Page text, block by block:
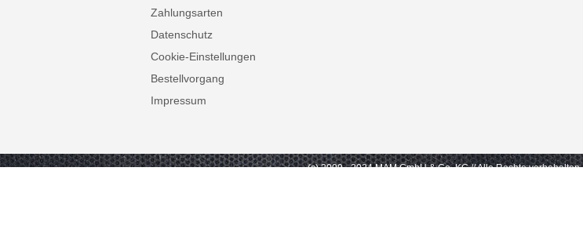
Zahlungsarten
Datenschutz
Cookie-Einstellungen
Bestellvorgang
Impressum
(c) 2009 - 2024 MAM GmbH & Co. KG // Alle Rechte vorbehalten.